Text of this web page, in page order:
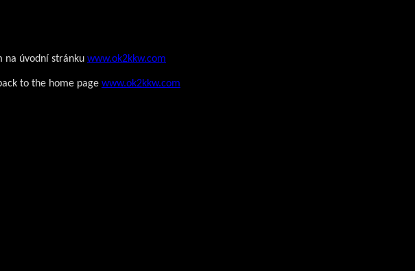
na úvodní stránku www.ok2kkw.com
to the home page www.ok2kkw.com